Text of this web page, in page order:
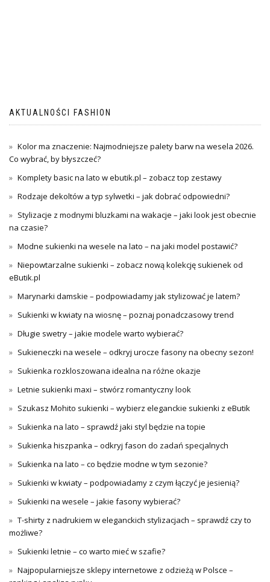
AKTUALNOŚCI FASHION
Kolor ma znaczenie: Najmodniejsze palety barw na wesela 2026.
Co wybrać, by błyszczeć?
Komplety basic na lato w ebutik.pl – zobacz top zestawy
Rodzaje dekoltów a typ sylwetki – jak dobrać odpowiedni?
Stylizacje z modnymi bluzkami na wakacje – jaki look jest obecnie
na czasie?
Modne sukienki na wesele na lato – na jaki model postawić?
Niepowtarzalne sukienki – zobacz nową kolekcję sukienek od
eButik.pl
Marynarki damskie – podpowiadamy jak stylizować je latem?
Sukienki w kwiaty na wiosnę – poznaj ponadczasowy trend
Długie swetry – jakie modele warto wybierać?
Sukieneczki na wesele – odkryj urocze fasony na obecny sezon!
Sukienka rozkloszowana idealna na różne okazje
Letnie sukienki maxi – stwórz romantyczny look
Szukasz Mohito sukienki – wybierz eleganckie sukienki z eButik
Sukienka na lato – sprawdź jaki styl będzie na topie
Sukienka hiszpanka – odkryj fason do zadań specjalnych
Sukienka na lato – co będzie modne w tym sezonie?
Sukienki w kwiaty – podpowiadamy z czym łączyć je jesienią?
Sukienki na wesele – jakie fasony wybierać?
T-shirty z nadrukiem w eleganckich stylizacjach – sprawdź czy to
możliwe?
Sukienki letnie – co warto mieć w szafie?
Najpopularniejsze sklepy internetowe z odzieżą w Polsce –